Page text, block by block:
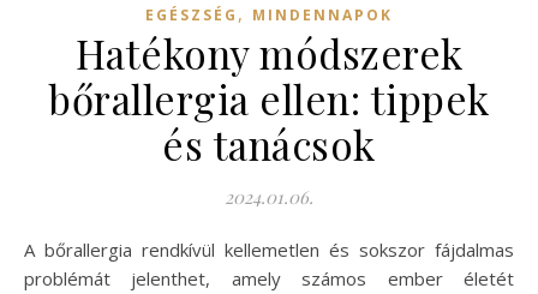
EGÉSZSÉG , MINDENNAPOK
Hatékony módszerek
bőrallergia ellen: tippek
és tanácsok
2024.01.06.
A bőrallergia rendkívül kellemetlen és sokszor fájdalmas
problémát jelenthet, amely számos ember életét